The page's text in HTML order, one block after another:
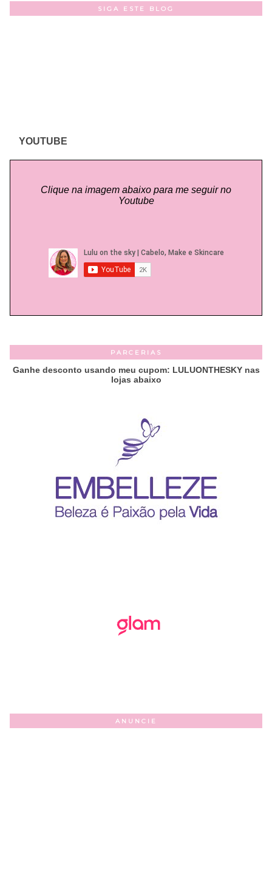
SIGA ESTE BLOG
YOUTUBE
Clique na imagem abaixo para me seguir no
Youtube
PARCERIAS
Ganhe desconto usando meu cupom: LULUONTHESKY nas
lojas abaixo
ANUNCIE